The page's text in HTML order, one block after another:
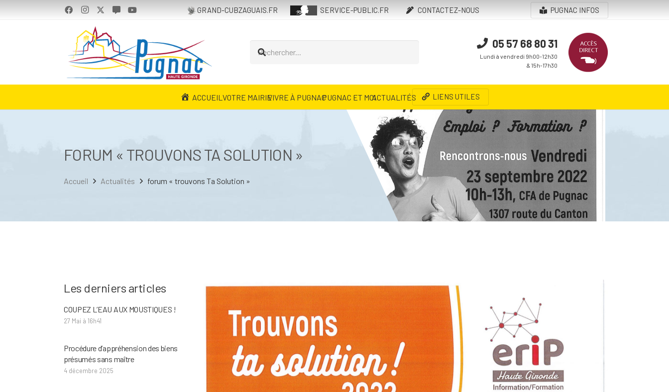
GRAND-CUBZAGUAIS.FR SERVICE-PUBLIC.FR CONTACTEZ-NOUS PUGNAC INFOS
05 57 68 80 31
Lundi à vendredi 9h00-12h30
& 15h-17h30
ACCUEILVOTRE MAIRIEVIVRE À PUGNACPUGNAC ET MOIACTUALITÉS LIENS UTILES
FORUM « TROUVONS TA SOLUTION »
Accueil Actualités forum « trouvons Ta Solution »
Les derniers articles
COUPEZ L’EAU AUX MOUSTIQUES !
27 Mai à 16h41
Procédure d’appréhension des biens
présumés sans maître
4 décembre 2025